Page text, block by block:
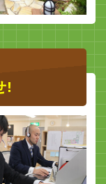
!